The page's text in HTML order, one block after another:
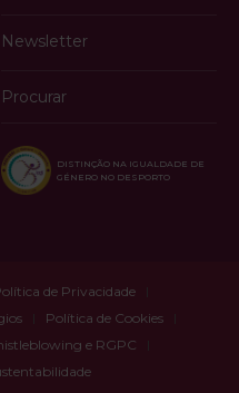
Newsletter
Procurar
DISTINÇÃO NA IGUALDADE DE
GÉNERO NO DESPORTO
de Privacidade
Política de Cookies
e RGPC